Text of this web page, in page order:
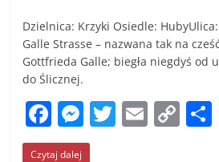
Dzielnica: Krzyki Osiedle:
Galle Strasse – nazwana tak na
Gottfrieda Galle; biegła niegdyś od
do Ślicznej.
F
a
M
e
T E C
Czytaj dalej